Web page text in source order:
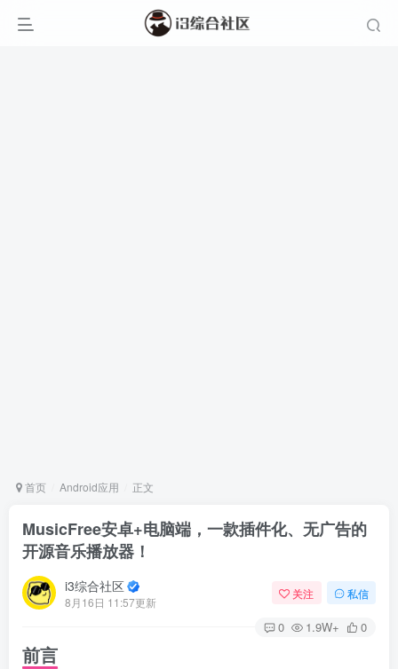
首页 Android应用 正文
MusicFree安卓+电脑端，一款插件化、无广告的
开源音乐播放器！
i3综合社区
8月16日 11:57更新
关注 私信
0 1.9W+ 0
前言